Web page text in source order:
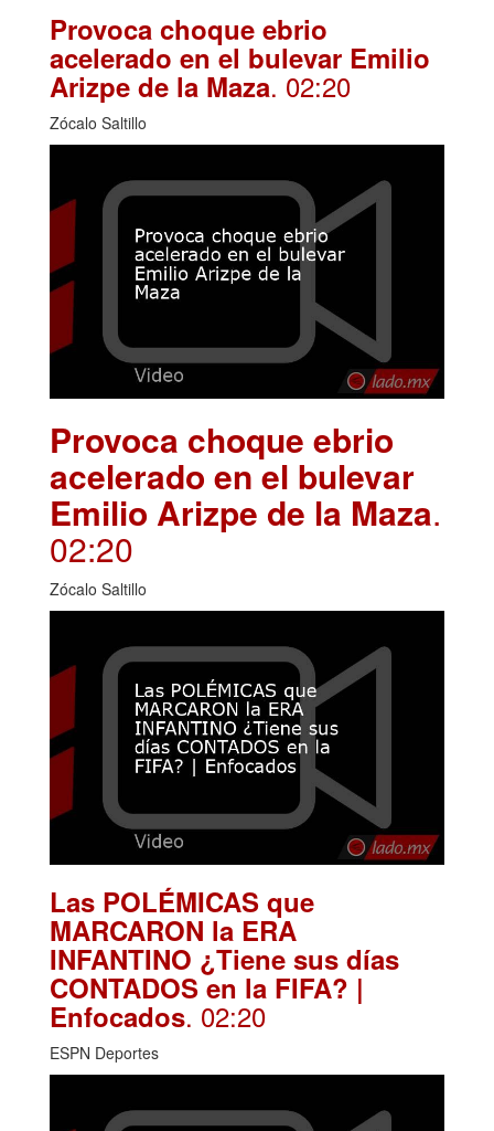
Provoca choque ebrio
acelerado en el bulevar Emilio
Arizpe de la Maza. 02:20
Zócalo Saltillo
Provoca choque ebrio
acelerado en el bulevar
Emilio Arizpe de la Maza.
02:20
Zócalo Saltillo
Las POLÉMICAS que
MARCARON la ERA
INFANTINO ¿Tiene sus días
CONTADOS en la FIFA? |
Enfocados. 02:20
ESPN Deportes